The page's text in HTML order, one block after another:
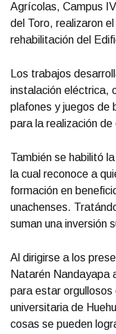
Agrícolas, Campus
del Toro, realizaron
rehabilitación del
Los trabajos
instalación eléctrica,
plafones y juegos de
para la realización
También se habilitó
la cual reconoce a
formación en
unachenses.
suman una inversión
Al dirigirse a los
Natarén Nandayapa
para estar orgullosos
universitaria de
cosas se pueden